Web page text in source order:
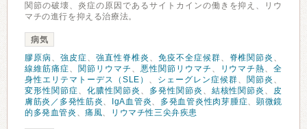
関節の破壊、炎症の原因であるサイトカインの働きを抑え、リウ
マチの進行を抑える治療法。
病気
膠原病、 強皮症、 強直性脊椎炎 、 免疫不全症候群、 脊椎関節炎 、
線維筋痛症、 関節リウマチ 、 悪性関節リウマチ 、 リウマチ熱、全
身性エリテマトーデス（SLE） 、 シェーグレン症候群、 関節炎 、
変形性関節症、 化膿性関節炎 、 多発性関節炎 、 結核性関節炎 、 皮
膚筋炎／多発性筋炎、 IgA血管炎、 多発血管炎性肉芽腫症、 顕微鏡
的多発血管炎 、痛風、 リウマチ性三尖弁疾患